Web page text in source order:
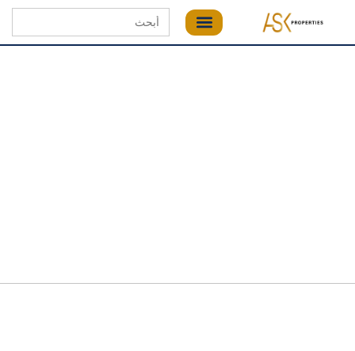
Search
for: